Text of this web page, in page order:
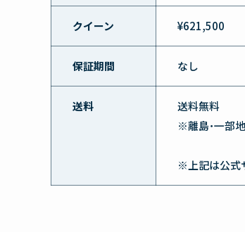
クイーン ¥621,500
保証期間 なし
送料
送料無料
※離島･一部
※上記は公式